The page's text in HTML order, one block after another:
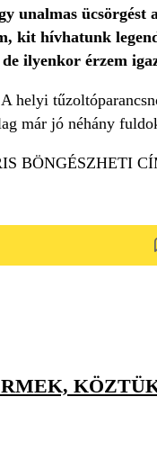
unalmas
kit hívhatunk
ilyenkor érzem
helyi
már jó néhány
BÖNGÉSZHETI